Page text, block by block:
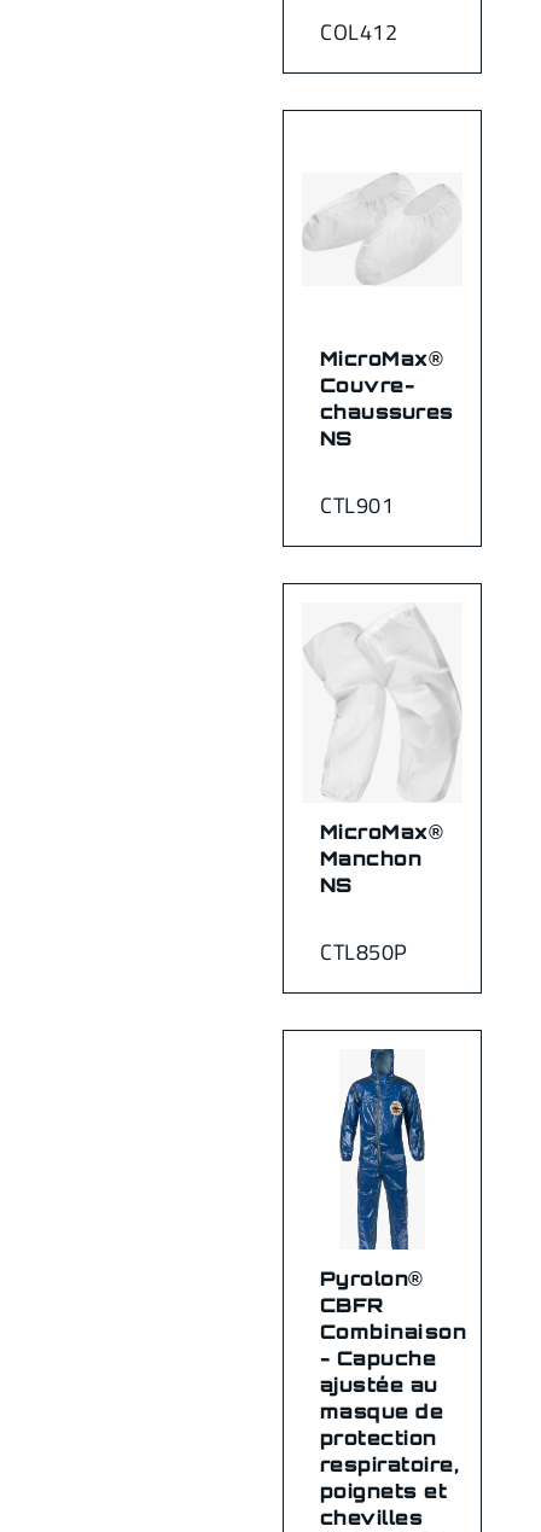
COL412
CTL901
MicroMax®
Couvre-
chaussures
NS
CTL850P
MicroMax®
Manchon
NS
Pyrolon®
CBFR
Combinaison
- Capuche
ajustée au
masque de
protection
respiratoire,
poignets et
chevilles